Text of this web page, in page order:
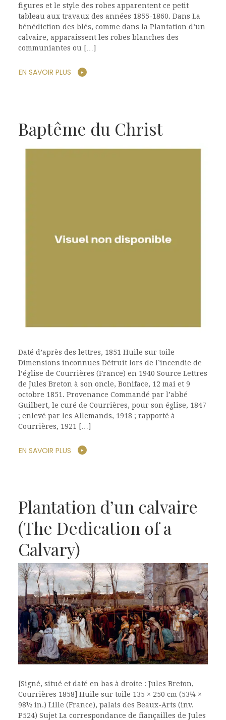
figures et le style des robes apparentent ce petit
tableau aux travaux des années 1855-1860. Dans La
bénédiction des blés, comme dans la Plantation d’un
calvaire, apparaissent les robes blanches des
communiantes ou […]
EN SAVOIR PLUS
Baptême du Christ
Daté d’après des lettres, 1851 Huile sur toile
Dimensions inconnues Détruit lors de l’incendie de
l’église de Courrières (France) en 1940 Source Lettres
de Jules Breton à son oncle, Boniface, 12 mai et 9
octobre 1851. Provenance Commandé par l’abbé
Guilbert, le curé de Courrières, pour son église, 1847
; enlevé par les Allemands, 1918 ; rapporté à
Courrières, 1921 […]
EN SAVOIR PLUS
Plantation d’un calvaire
(The Dedication of a
Calvary)
[Signé, situé et daté en bas à droite : Jules Breton,
Courrières 1858] Huile sur toile 135 × 250 cm (53¼ ×
98½ in.) Lille (France), palais des Beaux-Arts (inv.
P524) Sujet La correspondance de fiançailles de Jules